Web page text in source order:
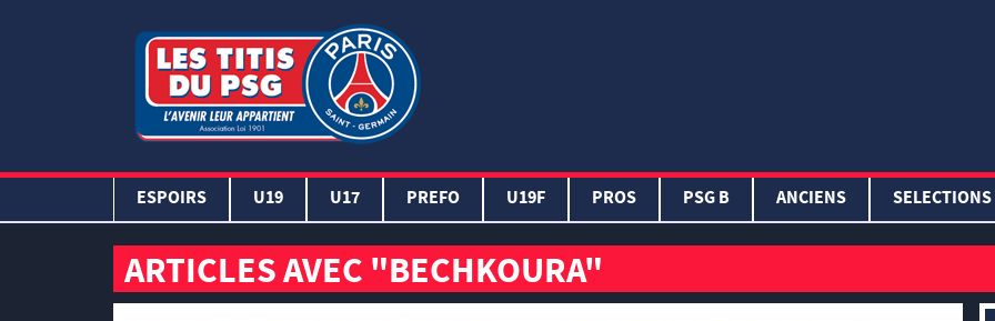
ESPOIRS U19 U17 PREFO U19F PROS PSG B ANCIENS SELECTIONS
ARTICLES AVEC "BECHKOURA"